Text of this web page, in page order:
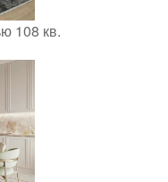
108 кв.